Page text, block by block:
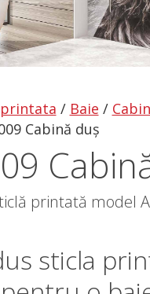
/ Baie /
Cabină duș
printată model
sticla